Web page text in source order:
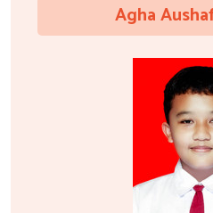
Agha